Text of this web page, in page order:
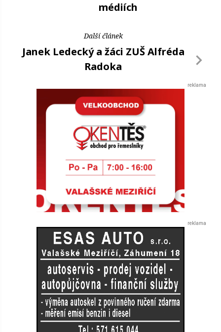
médiích
Další článek
Janek Ledecký a žáci ZUŠ Alfréda
Radoka